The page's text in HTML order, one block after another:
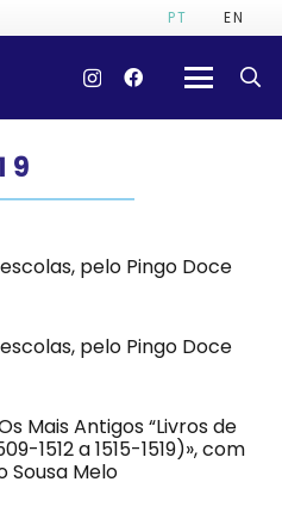
PT EN
pelo Pingo Doce
pelo Pingo Doce
Mais Antigos “Livros de
1512 a 1515-1519)», com
Sousa Melo